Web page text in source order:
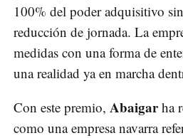
100% del poder adquisitivo
reducción de jornada. La
medidas con una forma de
una realidad ya en marcha
Con este premio, Abaigarha
como una empresa navarra